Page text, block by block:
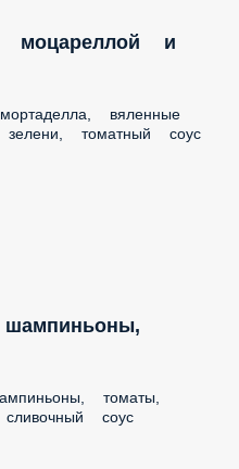
и
вяленные
томатный соус
томаты,
соус